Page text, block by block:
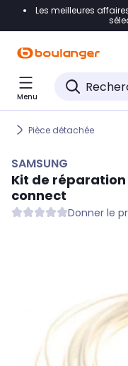
Accéder
Accéder
Accéder
Les meilleures
Menu
Pièce détachée
SAMSUNG
Kit de réparation
connect
Donner le